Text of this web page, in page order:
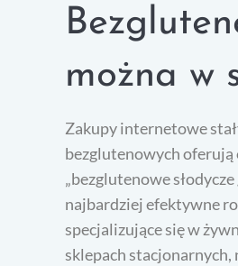
można w
Zakupy internetowe
bezglutenowych oferują
„bezglutenowe
najbardziej efektywne
specjalizujące się w
sklepach